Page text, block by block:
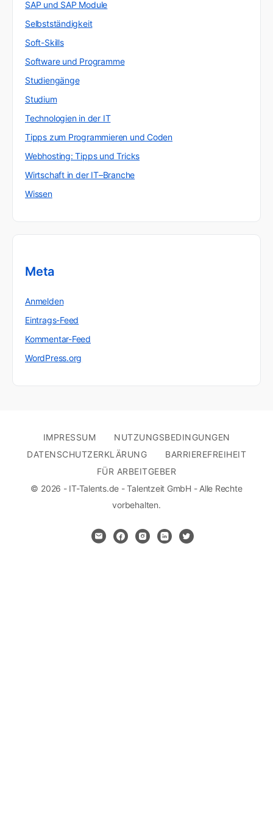
SAP und SAP Module
Selbstständigkeit
Soft-Skills
Software und Programme
Studiengänge
Studium
Technologien in der IT
Tipps zum Programmieren und Coden
Webhosting: Tipps und Tricks
Wirtschaft in der IT–Branche
Wissen
Meta
Anmelden
Eintrags-Feed
Kommentar-Feed
WordPress.org
IMPRESSUM
NUTZUNGSBEDINGUNGEN
DATENSCHUTZERKLÄRUNG
BARRIEREFREIHEIT
FÜR ARBEITGEBER
© 2026 - IT-Talents.de - Talentzeit GmbH - Alle Rechte
vorbehalten.